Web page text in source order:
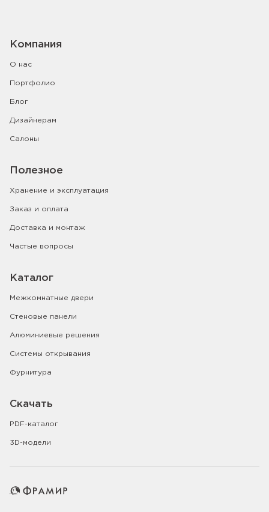
Компания
О нас
Портфолио
Блог
Дизайнерам
Салоны
Полезное
Хранение и эксплуатация
Заказ и оплата
Доставка и монтаж
Частые вопросы
Каталог
Межкомнатные двери
Стеновые панели
Алюминиевые решения
Системы открывания
Фурнитура
Скачать
PDF-каталог
3D-модели